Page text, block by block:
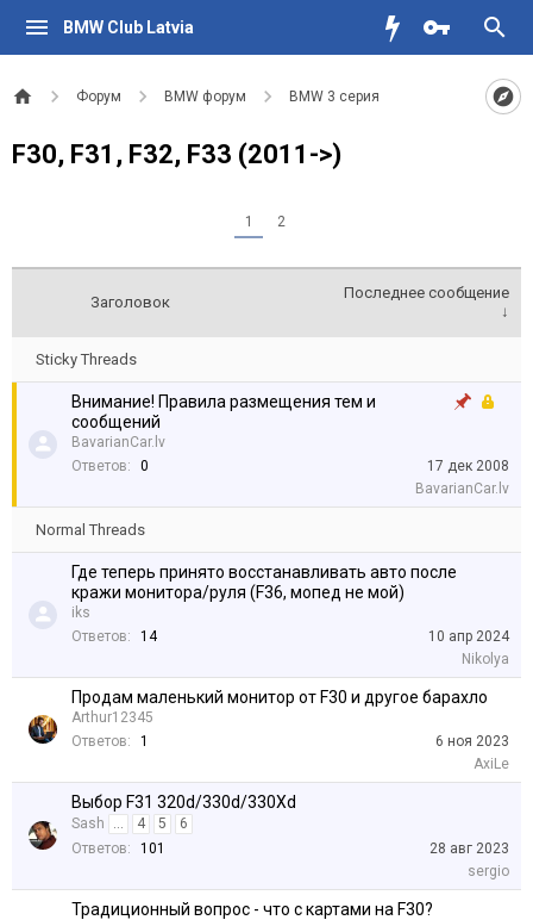
BMW Club Latvia
Форум BMW форум BMW 3 серия
F30, F31, F32, F33 (2011->)
1 2
Заголовок
Последнее сообщение
↓
Sticky Threads
Внимание! Правила размещения тем и
сообщений
BavarianCar.lv
Ответов:
0
17 дек 2008
BavarianCar.lv
Normal Threads
Где теперь принято восстанавливать авто после
кражи монитора/руля (F36, мопед не мой)
iks
Ответов:
14
10 апр 2024
Nikolya
Продам маленький монитор от F30 и другое барахло
Arthur12345
Ответов:
1
6 ноя 2023
AxiLe
Выбор F31 320d/330d/330Xd
Sash ... 4 5
6
Ответов:
101
28 авг 2023
sergio
Традиционный вопрос - что с картами на F30?